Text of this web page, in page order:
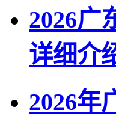
2026广
详细介
2026年